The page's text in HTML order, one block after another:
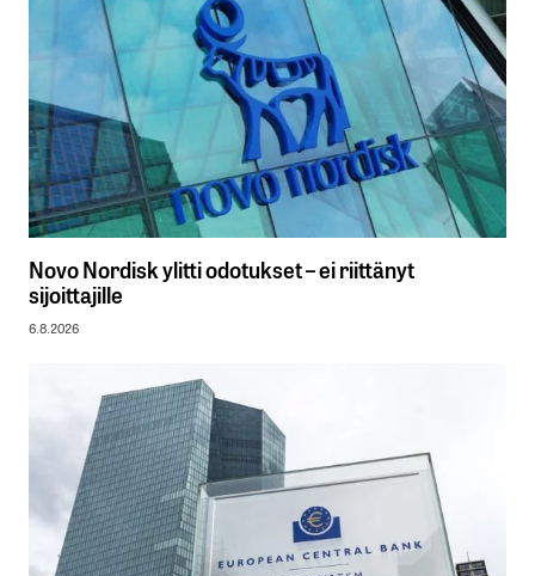
Novo Nordisk ylitti odotukset – ei riittänyt
sijoittajille
6.8.2026